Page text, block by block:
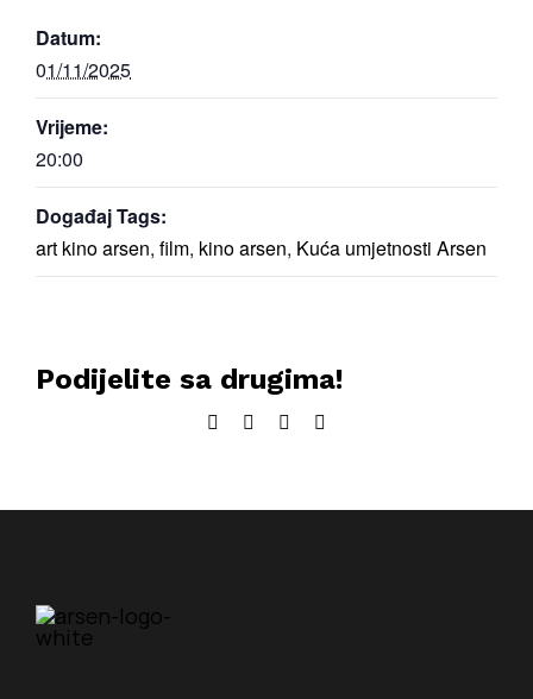
Datum:
01/11/2025
Vrijeme:
20:00
Događaj Tags:
art kino arsen, film, kino arsen, Kuća umjetnosti Arsen
Podijelite sa drugima!
Facebook
TwitterLinkedIn